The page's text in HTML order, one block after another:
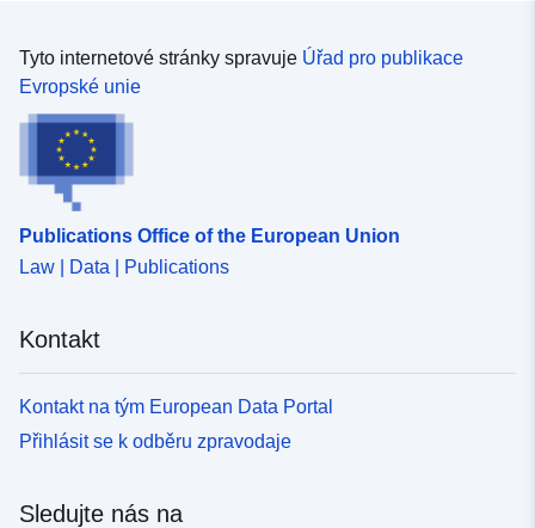
Tyto internetové stránky spravuje Úřad pro publikace
Evropské unie
Publications Office of the European Union
Law | Data | Publications
Kontakt
Kontakt na tým European Data Portal
Přihlásit se k odběru zpravodaje
Sledujte nás na